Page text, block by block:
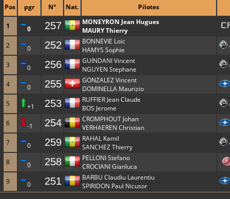
Pos pgr N° Nat. Pilotes
1 0 257
MONEYRON Jean Hugues
MAURY Thierry
2
0 252
BONNEVIE Loic
HAMYS Sophie
3
0 256
GUINDANI Vincent
NGUYEN Stephane
4
0 255
GONZALEZ Vincent
DOMINELLA Maurizio
5
+1 253
RUFFIER Jean Claude
BOS Jerome
6
-1 254
CROMPHOUT Johan
VERHAEREN Christian
7
0 259
RAHAL Kamil
SANCHEZ Thierry
8
0 258
PELLONI Stefano
CROCIANI Gianluca
9
0 251
BARBU Claudiu Laurentiu
SPIRIDON Paul Nicusor